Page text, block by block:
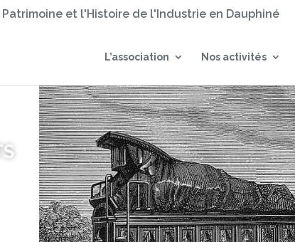
et l'Histoire de l'Industrie en Dauphiné
L’association Nos activités